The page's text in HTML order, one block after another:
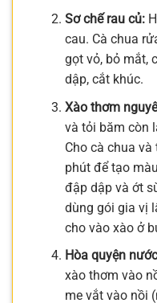
Sơ chế rau củ:
cau. Cà chua
gọt vỏ, bỏ mắt,
dập, cắt khúc.
Xào thơm
và tỏi băm còn
Cho cà chua
phút để tạo
đập dập và ớt
dùng gói gia vị
cho vào xào ở
Hòa quyện
xào thơm vào
me vắt vào nồi